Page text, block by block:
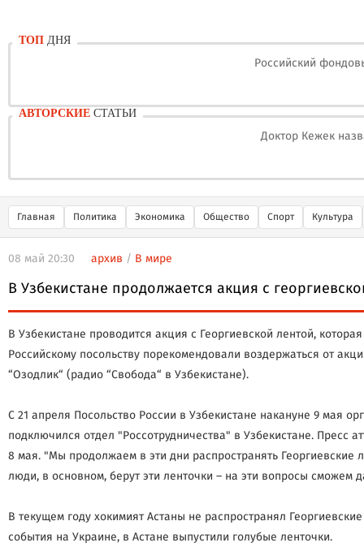
ТОП ДНЯ
Российский
АВТОРСКИЕ СТАТЬИ
Доктор Кежек
Главная Политика Экономика Общество Спорт Культура
08 май 20:30 архив / В мире
В Узбекистане продолжается акция с
В Узбекистане проводится акция с Георгиевской лентой,
Российскому посольству порекомендовали воздержаться от
“Озодлик“ (радио “Свобода“ в Узбекистане).
С 21 апреля Посольство России в Узбекистане накануне 9 мая
подключился отдел "Россотрудничества" в Узбекистане. Пресс
8 мая. "Мы продолжаем в эти дни распространять Георгиевские
люди, в основном, берут эти ленточки – на эти вопросы
В текущем году хокимият Астаны не распространял
события на Украине, в Астане выпустили голубые ленточки.